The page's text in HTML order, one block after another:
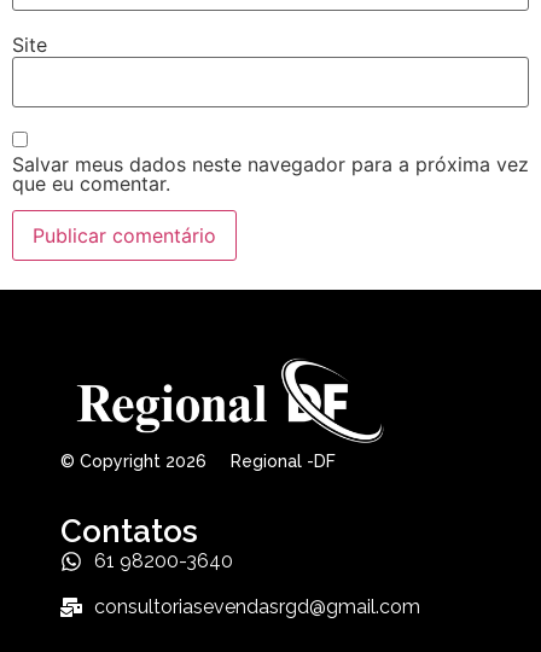
Site
Salvar meus dados neste navegador para a próxima vez
que eu comentar.
© Copyright 2026 Regional -DF
Contatos
61 98200-3640
consultoriasevendasrgd@gmail.com